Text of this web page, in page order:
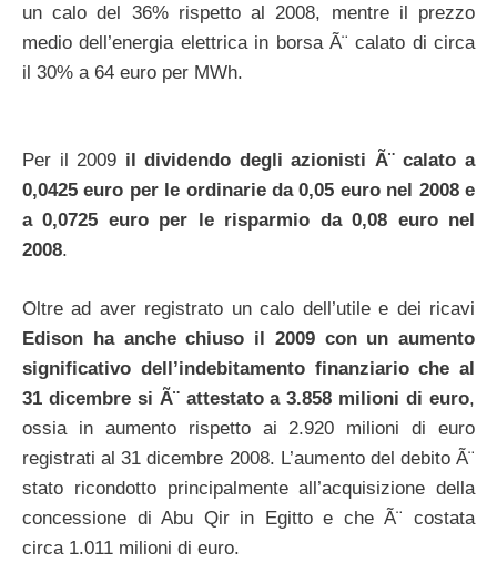
un calo del 36% rispetto al 2008, mentre il prezzo
medio dell’energia elettrica in borsa Ã¨ calato di circa
il 30% a 64 euro per MWh.
Per il 2009 il dividendo degli azionisti Ã¨ calato a
0,0425 euro per le ordinarie da 0,05 euro nel 2008 e
a 0,0725 euro per le risparmio da 0,08 euro nel
2008.
Oltre ad aver registrato un calo dell’utile e dei ricavi
Edison ha anche chiuso il 2009 con un aumento
significativo dell’indebitamento finanziario che al
31 dicembre si Ã¨ attestato a 3.858 milioni di euro,
ossia in aumento rispetto ai 2.920 milioni di euro
registrati al 31 dicembre 2008. L’aumento del debito Ã¨
stato ricondotto principalmente all’acquisizione della
concessione di Abu Qir in Egitto e che Ã¨ costata
circa 1.011 milioni di euro.